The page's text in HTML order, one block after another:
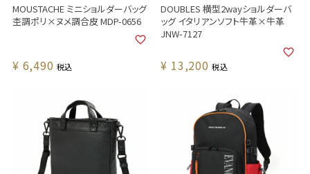
MOUSTACHE ミニショルダーバッグ
杢調ポリ×ヌメ調合皮 MDP-0656
¥ 6,490 税込
DOUBLES 横型2wayショルダーバ
ッグ イタリアンソフト牛革×牛革
JNW-7127
¥ 13,200 税込